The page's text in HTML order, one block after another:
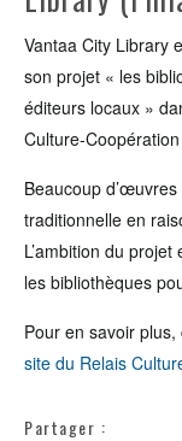
Vantaa City Library
son projet « les
éditeurs locaux »
Culture-
Beaucoup
traditionnelle en
L’ambition du
les bibliothèques
Pour en savoir plus,
site du Relais
Partager :